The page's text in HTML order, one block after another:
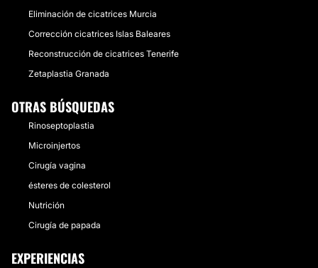
Eliminación de cicatrices Murcia
Corrección cicatrices Islas Baleares
Reconstrucción de cicatrices Tenerife
Zetaplastia Granada
OTRAS BÚSQUEDAS
Rinoseptoplastia
Microinjertos
Cirugía vagina
ésteres de colesterol
Nutrición
Cirugía de papada
EXPERIENCIAS